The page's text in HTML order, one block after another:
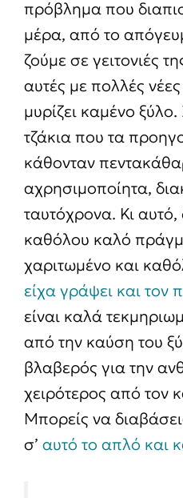
πρόβλημα που
μέρα, από το
ζούμε σε γειτονιές
αυτές με πολλές
μυρίζει καμένο
τζάκια που τα
κάθονταν
αχρησιμοποίητα,
ταυτόχρονα. Κι αυτό,
καθόλου καλό
χαριτωμένο και
είχα γράψει και τον
είναι καλά
από την καύση του
βλαβερός για την
χειρότερος από τον
Μπορείς να
σ’ αυτό το απλό και